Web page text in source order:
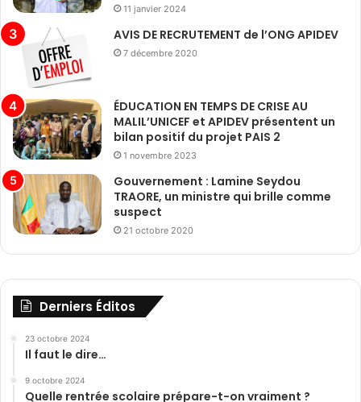
11 janvier 2024
AVIS DE RECRUTEMENT de l’ONG APIDEV
7 décembre 2020
ÉDUCATION EN TEMPS DE CRISE AU
MALIL’UNICEF et APIDEV présentent un
bilan positif du projet PAIS 2
1 novembre 2023
Gouvernement : Lamine Seydou
TRAORE, un ministre qui brille comme
suspect
21 octobre 2020
Derniers Éditos
23 octobre 2024
Il faut le dire…
9 octobre 2024
Quelle rentrée scolaire prépare-t-on vraiment ?